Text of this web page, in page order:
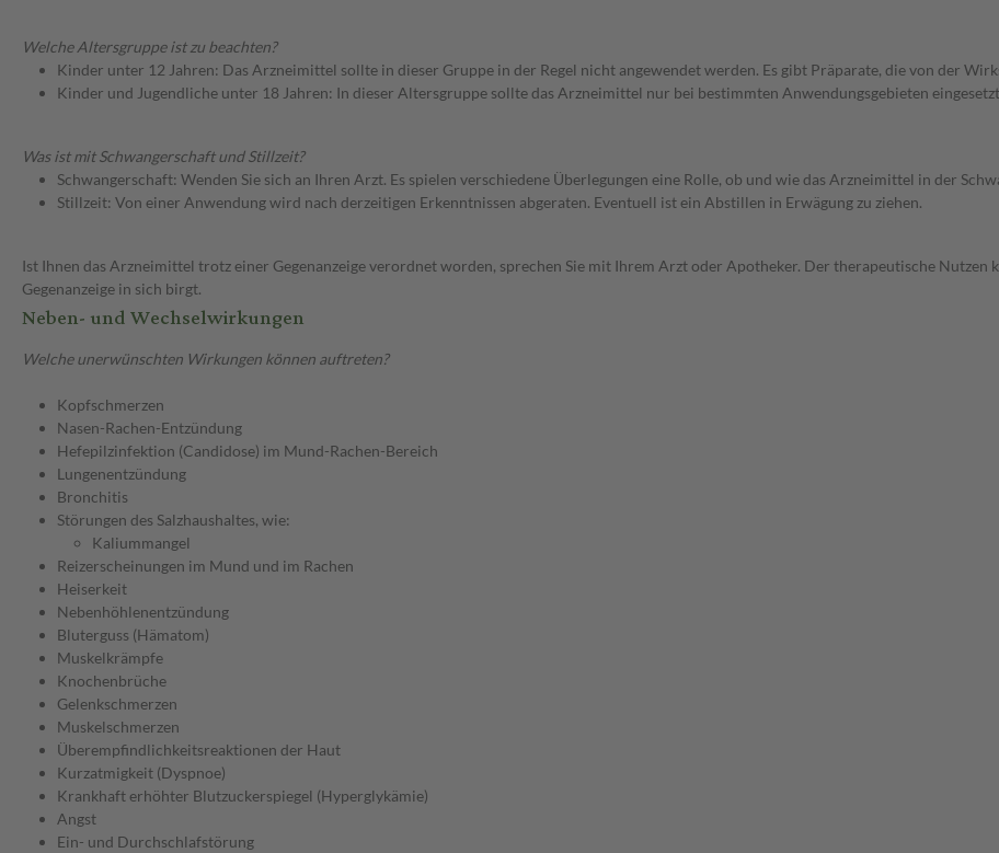
Welche Altersgruppe ist zu beachten?
Kinder unter 12 Jahren: Das Arzneimittel sollte in dieser Gruppe in der Regel nicht angewendet werden. Es gibt Präparate, die von der
Kinder und Jugendliche unter 18 Jahren: In dieser Altersgruppe sollte das Arzneimittel nur bei bestimmten Anwendungsgebieten
Was ist mit Schwangerschaft und Stillzeit?
Schwangerschaft: Wenden Sie sich an Ihren Arzt. Es spielen verschiedene Überlegungen eine Rolle, ob und wie das Arzneimittel in der
Stillzeit: Von einer Anwendung wird nach derzeitigen Erkenntnissen abgeraten. Eventuell ist ein Abstillen in Erwägung zu ziehen.
Ist Ihnen das Arzneimittel trotz einer Gegenanzeige verordnet worden, sprechen Sie mit Ihrem Arzt oder Apotheker. Der therapeutische Nutzen
Gegenanzeige in sich birgt.
Neben- und Wechselwirkungen
Welche unerwünschten Wirkungen können auftreten?
Kopfschmerzen
Nasen-Rachen-Entzündung
Hefepilzinfektion (Candidose) im Mund-Rachen-Bereich
Lungenentzündung
Bronchitis
Störungen des Salzhaushaltes, wie:
Kaliummangel
Reizerscheinungen im Mund und im Rachen
Heiserkeit
Nebenhöhlenentzündung
Bluterguss (Hämatom)
Muskelkrämpfe
Knochenbrüche
Gelenkschmerzen
Muskelschmerzen
Überempfindlichkeitsreaktionen der Haut
Kurzatmigkeit (Dyspnoe)
Krankhaft erhöhter Blutzuckerspiegel (Hyperglykämie)
Angst
Ein- und Durchschlafstörung